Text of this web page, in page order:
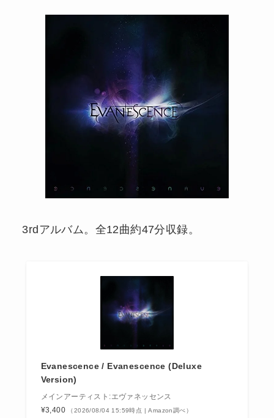
3rdアルバム。全12曲約47分収録。
Evanescence / Evanescence (Deluxe
Version)
メインアーティスト:エヴァネッセンス
¥3,400
（2026/08/04 15:59時点 | Amazon調べ）